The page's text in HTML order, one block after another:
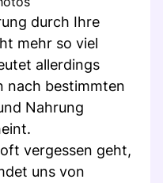
durch Ihre
mehr so viel
allerdings
nach bestimmten
Nahrung
vergessen geht,
uns von